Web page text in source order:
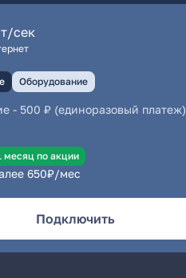
сек
Оборудование
- 500 ₽ (единоразовый платеж)
месяц по акции
650₽/мес
Подключить